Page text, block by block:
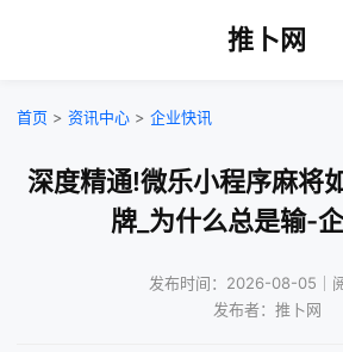
推卜网
首页 > 资讯中心 > 企业快讯
深度精通!微乐小程序麻将
牌_为什么总是输-
发布时间：2026-08-05｜
发布者：推卜网